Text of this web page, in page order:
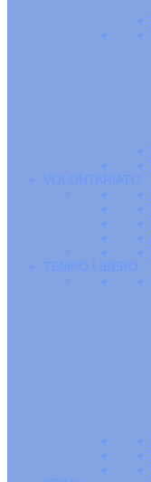
VOLONTARIATO
TEMPO LIBERO